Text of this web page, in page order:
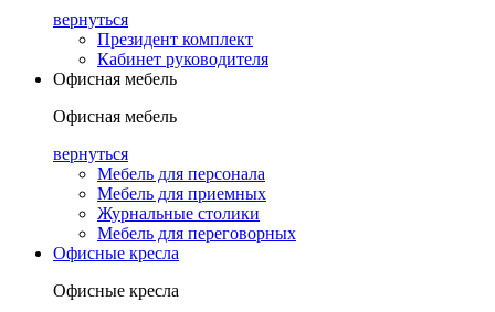
вернуться
Президент комплект
Кабинет руководителя
Офисная мебель
Офисная мебель
вернуться
Мебель для персонала
Мебель для приемных
Журнальные столики
Мебель для переговорных
Офисные кресла
Офисные кресла